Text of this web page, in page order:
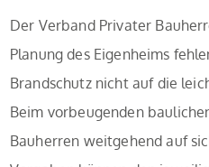
Der Verband Privater
Planung des Eigenheims
Brandschutz nicht auf die
Beim vorbeugenden
Bauherren weitgehend auf